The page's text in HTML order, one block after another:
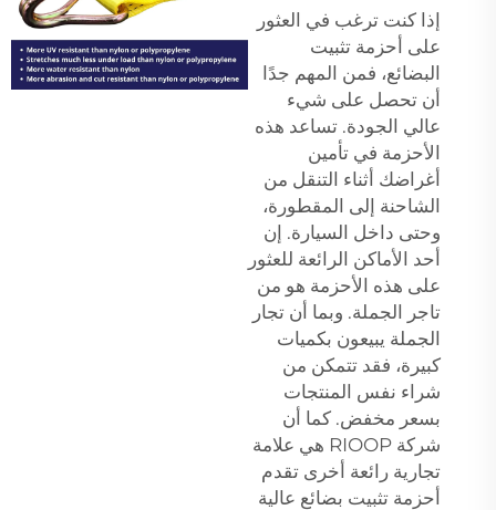
إذا كنت ترغب في العثور
على أحزمة تثبيت
البضائع، فمن المهم جدًا
أن تحصل على شيء
عالي الجودة. تساعد هذه
الأحزمة في تأمين
أغراضك أثناء التنقل من
الشاحنة إلى المقطورة،
وحتى داخل السيارة. إن
أحد الأماكن الرائعة للعثور
على هذه الأحزمة هو من
تاجر الجملة. وبما أن تجار
الجملة يبيعون بكميات
كبيرة، فقد تتمكن من
شراء نفس المنتجات
بسعر مخفض. كما أن
شركة RIOOP هي علامة
تجارية رائعة أخرى تقدم
أحزمة تثبيت بضائع عالية